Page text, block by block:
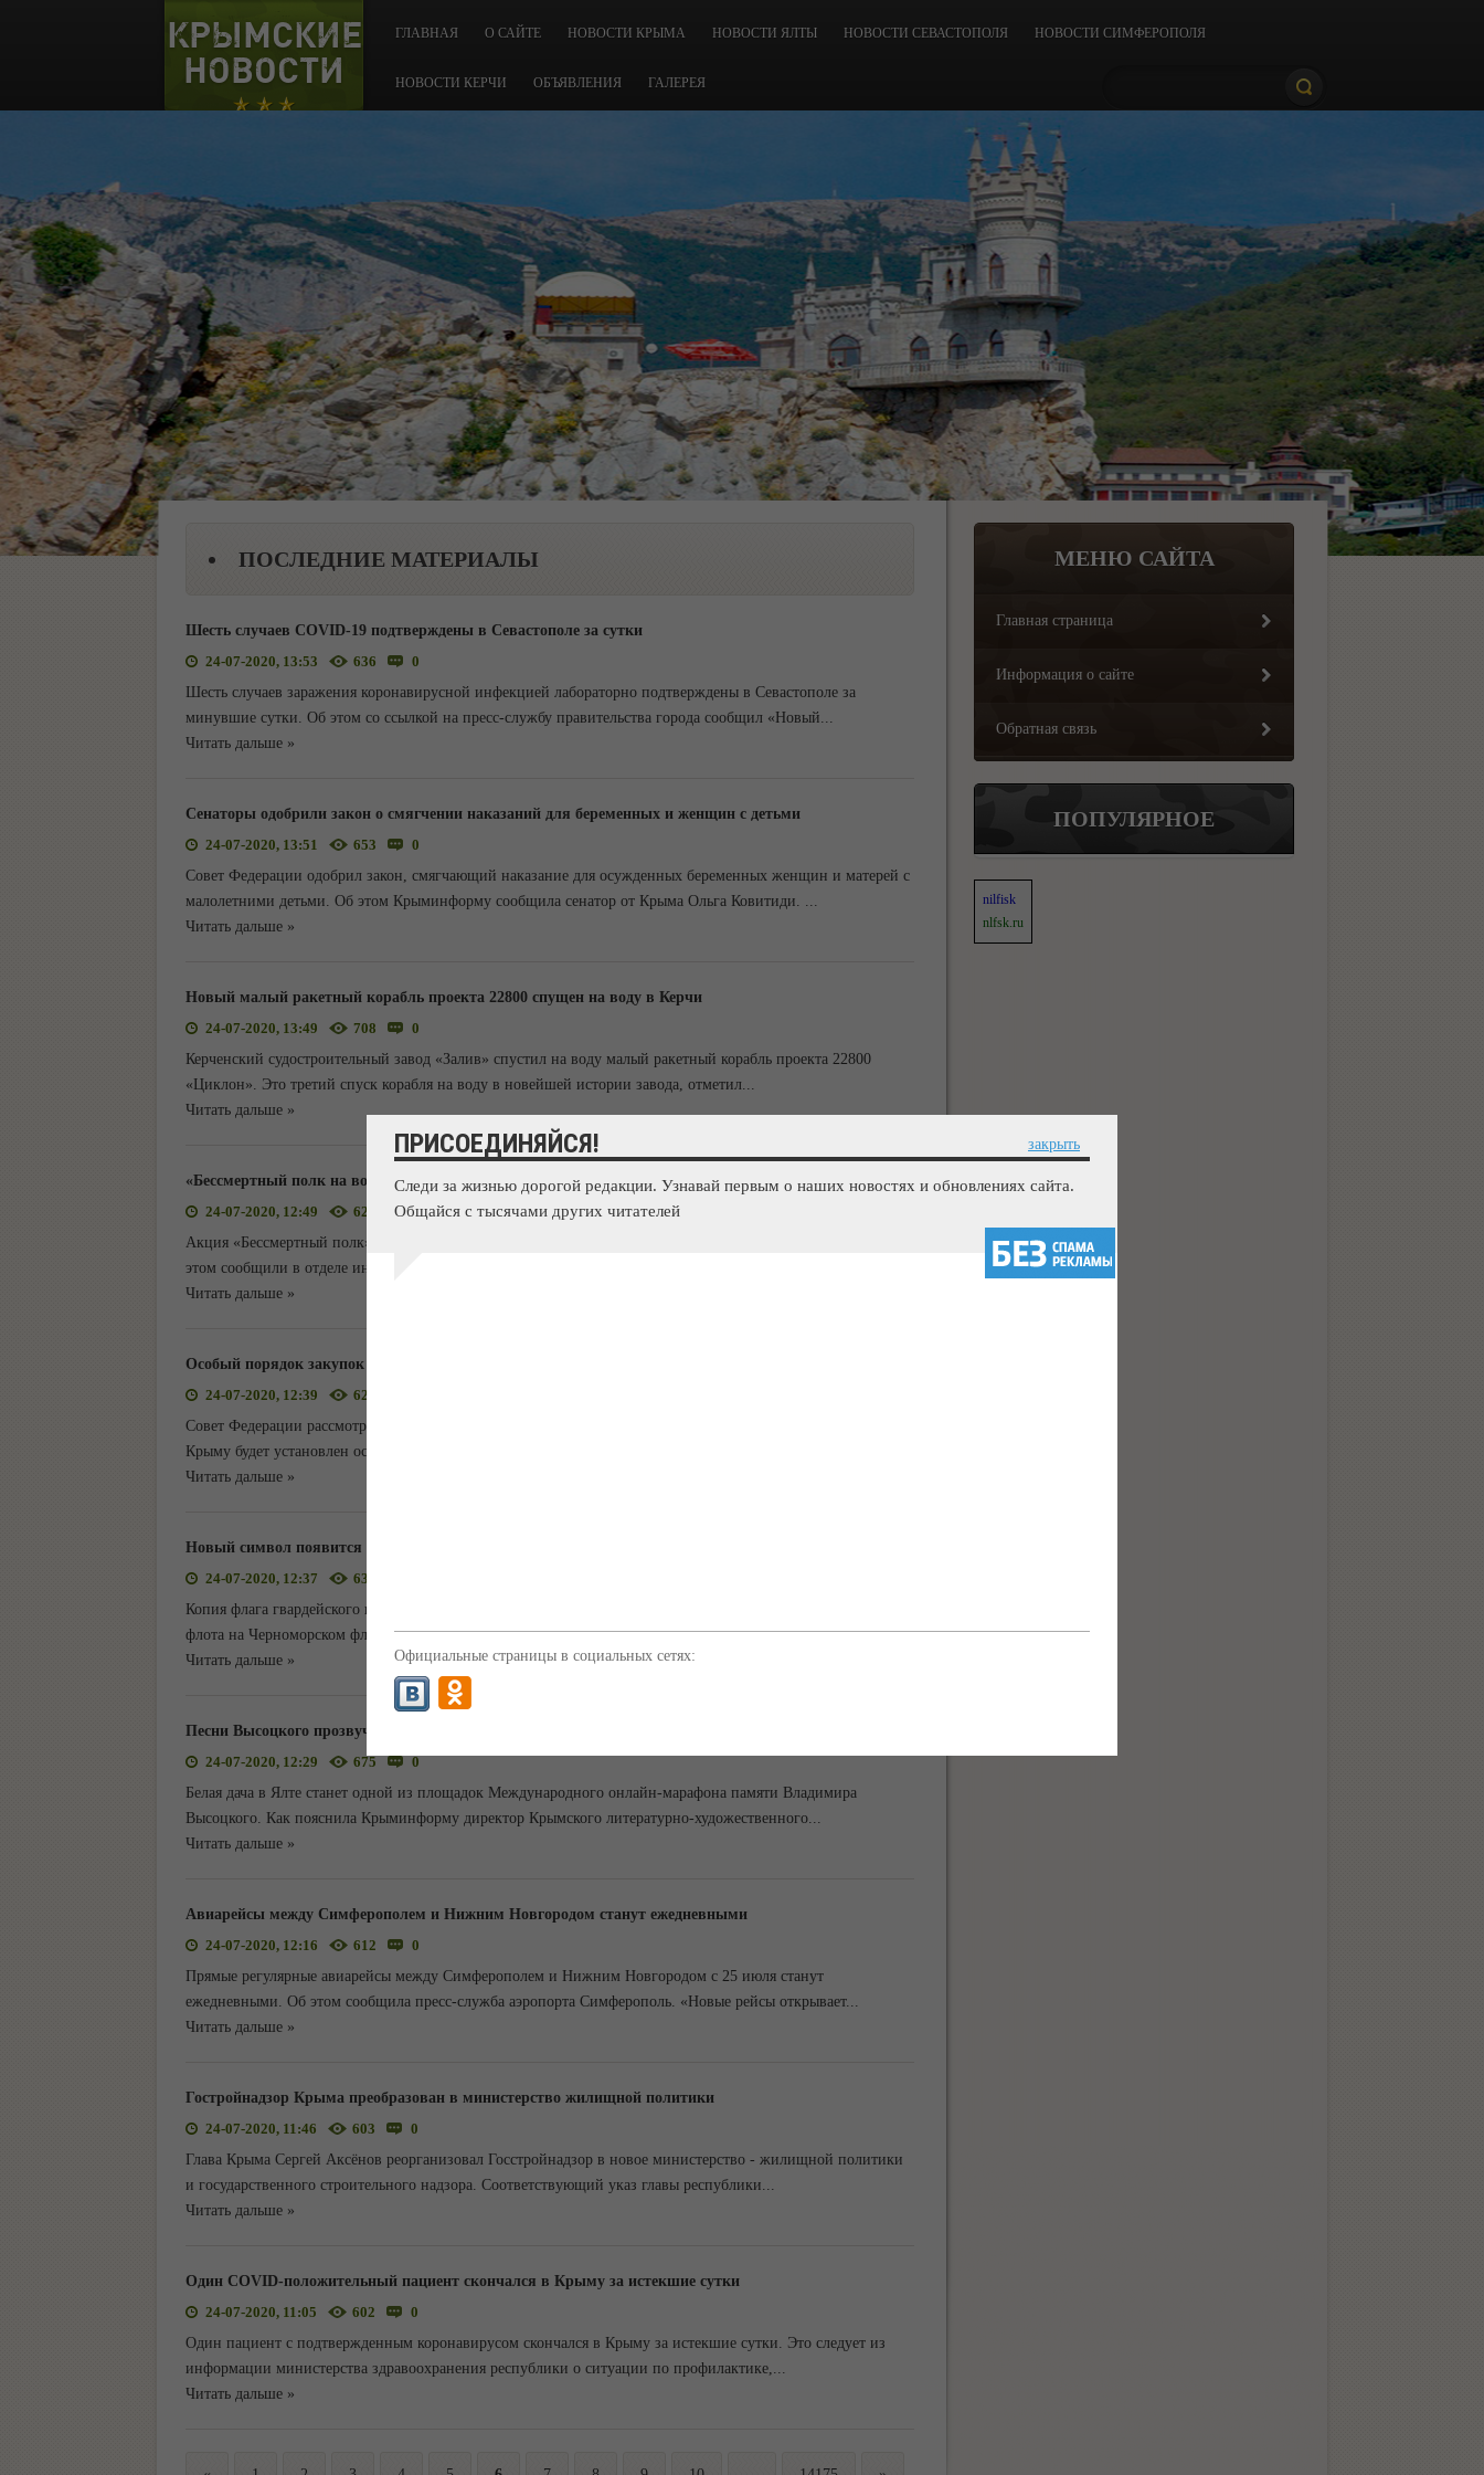
КРЫМСКИЕ
НОВОСТИ
ГЛАВНАЯ О САЙТЕ НОВОСТИ КРЫМА НОВОСТИ ЯЛТЫ НОВОСТИ СЕВАСТОПОЛЯ НОВОСТИ СИМФЕРОПОЛЯ
НОВОСТИ КЕРЧИ ОБЪЯВЛЕНИЯ ГАЛЕРЕЯ
ПОСЛЕДНИЕ МАТЕРИАЛЫ
Шесть случаев COVID-19 подтверждены в Севастополе за сутки
24-07-2020, 13:53
636
0
Шесть случаев заражения коронавирусной инфекцией лабораторно подтверждены в Севастополе за
минувшие сутки. Об этом со ссылкой на пресс-службу правительства города сообщил «Новый...
Читать дальше »
Сенаторы одобрили закон о смягчении наказаний для беременных и женщин с детьми
24-07-2020, 13:51
653
0
Совет Федерации одобрил закон, смягчающий наказание для осужденных беременных женщин и матерей с
малолетними детьми. Об этом Крыминформу сообщила сенатор от Крыма Ольга Ковитиди. ...
Читать дальше »
Новый малый ракетный корабль проекта 22800 спущен на воду в Керчи
24-07-2020, 13:49
708
0
Керченский судостроительный завод «Залив» спустил на воду малый ракетный корабль проекта 22800
«Циклон». Это третий спуск корабля на воду в новейшей истории завода, отметил...
Читать дальше »
«Бессмертный полк на воде» впервые проведут в Севастополе в День ВМФ
24-07-2020, 12:49
623
0
Акция «Бессмертный полк» впервые состоится на воде в День Военно-морского флота в Севастополе. Об
этом сообщили в отделе информационного обеспечения Черноморского флота. «На
Читать дальше »
Особый порядок закупок для работ по строительному контролю установят в Крыму
24-07-2020, 12:39
624
Совет Федерации рассмотрел и одобрил изменения в федеральном законодательстве, благодаря которым в
Крыму будет установлен особый порядок закупок для работ по строительному
Читать дальше »
Новый символ появится у Дня ВМФ на Черноморском флоте
24-07-2020, 12:37
632
Копия флага гвардейского крейсера «Красный Кавказ» станет одним из символов Дня Военно-морского
флота на Черноморском флоте (ЧФ). Об этом сообщили в отделе информационного...
Читать дальше »
Песни Высоцкого прозвучат в исполнении актера Дмитрия Певцова с Белой дачи в Ялте
24-07-2020, 12:29
675
0
Белая дача в Ялте станет одной из площадок Международного онлайн-марафона памяти Владимира
Высоцкого. Как пояснила Крыминформу директор Крымского литературно-художественного...
Читать дальше »
Авиарейсы между Симферополем и Нижним Новгородом станут ежедневными
24-07-2020, 12:16
612
0
Прямые регулярные авиарейсы между Симферополем и Нижним Новгородом с 25 июля станут
ежедневными. Об этом сообщила пресс-служба аэропорта Симферополь. «Новые рейсы открывает...
Читать дальше »
Гостройнадзор Крыма преобразован в министерство жилищной политики
24-07-2020, 11:46
603
0
Глава Крыма Сергей Аксёнов реорганизовал Госстройнадзор в новое министерство - жилищной политики
и государственного строительного надзора. Соответствующий указ главы республики...
Читать дальше »
Один COVID-положительный пациент скончался в Крыму за истекшие сутки
24-07-2020, 11:05
602
0
Один пациент с подтвержденным коронавирусом скончался в Крыму за истекшие сутки. Это следует из
информации министерства здравоохранения республики о ситуации по профилактике,...
Читать дальше »
МЕНЮ САЙТА
Главная страница
Информация о сайте
Обратная связь
ПОПУЛЯРНОЕ
nilfisk
nlfsk.ru
ПРИСОЕДИНЯЙСЯ! закрыть
Следи за жизнью дорогой редакции. Узнавай первым о наших новостях и обновлениях сайта.
Общайся с тысячами других читателей
Официальные страницы в социальных сетях: